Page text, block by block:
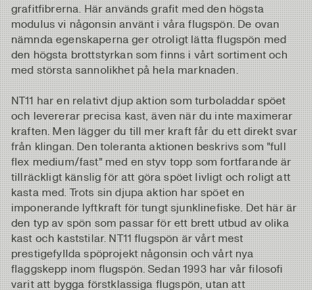
grafitfibrerna. Här används grafit med den högsta
modulus vi någonsin använt i våra flugspön. De ovan
nämnda egenskaperna ger otroligt lätta flugspön med
den högsta brottstyrkan som finns i vårt sortiment och
med största sannolikhet på hela marknaden.
NT11 har en relativt djup aktion som turboladdar spöet
och levererar precisa kast, även när du inte maximerar
kraften. Men lägger du till mer kraft får du ett direkt svar
från klingan. Den toleranta aktionen beskrivs som "full
flex medium/fast" med en styv topp som fortfarande är
tillräckligt känslig för att göra spöet livligt och roligt att
kasta med. Trots sin djupa aktion har spöet en
imponerande lyftkraft för tungt sjunklinefiske. Det här är
den typ av spön som passar för ett brett utbud av olika
kast och kaststilar. NT11 flugspön är vårt mest
prestigefyllda spöprojekt någonsin och vårt nya
flaggskepp inom flugspön. Sedan 1993 har vår filosofi
varit att bygga förstklassiga flugspön, utan att